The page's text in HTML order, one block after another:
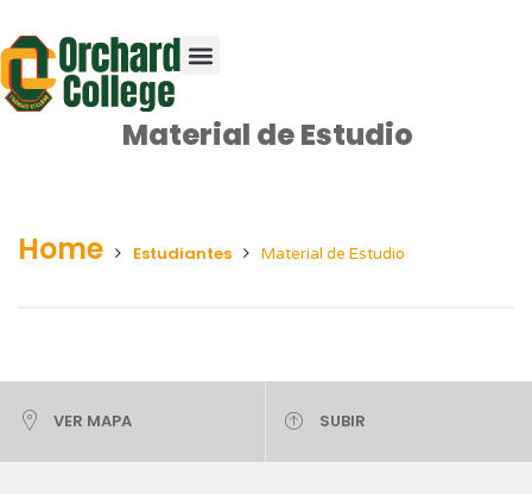
Material de Estudio
Home Estudiantes Material de Estudio
VER MAPA SUBIR